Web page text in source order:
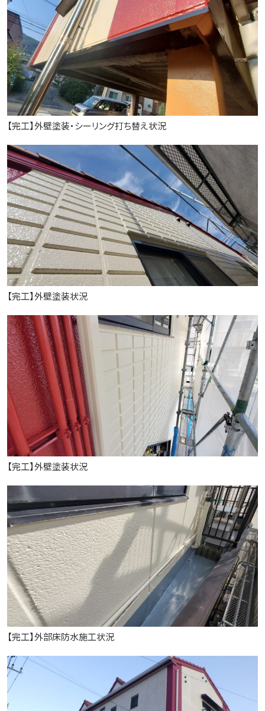
【完工】外壁塗装・シーリング打ち替え状況
【完工】外壁塗装状況
【完工】外壁塗装状況
【完工】外部床防水施工状況